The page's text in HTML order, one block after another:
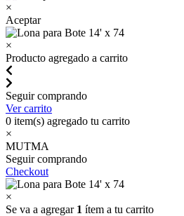
×
Aceptar
×
Producto agregado a carrito
Seguir comprando
Ver carrito
0 item(s) agregado tu carrito
×
MUTMA
Seguir comprando
Checkout
×
Se va a agregar 1 ítem a tu carrito